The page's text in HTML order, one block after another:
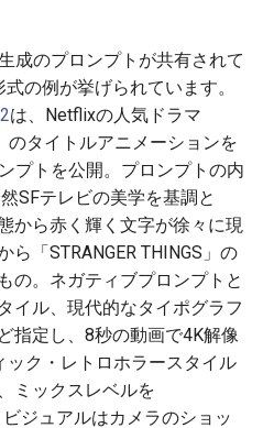
2026-07-01
2026-06-30
2026-06-29
2026-06-28
2026-06-26
2026-06-25
2026-06-24
2025-12-15
2025-12-14
2025-12-13
2025-12-12
2025-12-11
2025-12-10
2025-12-09
2026-07-01
2026-06-30
2026-06-29
2026-06-28
2026-06-26
2026-06-25
2026-06-24
2025-12-15
2025-12-14
2025-12-13
2025-12-12
2025-12-11
2025-12-10
2025-12-09
2026-03-22
2026-03-15
2026-03-08
2026-03-01
2026-02-22
2026-02-15
2026-02-08
2025-09-24
2025-09-21
2025-09-19
2026-03-22
2026-03-15
2026-03-08
2026-03-01
2026-02-22
2026-02-15
2026-02-08
2026-03-22
2026-03-15
2026-03-08
2026-03-01
2026-02-22
2026-02-15
2026-02-08
2026-06-30
2026-06-29
2026-06-28
2026-06-26
2026-06-25
2026-06-24
2026-06-23
2025-12-15
2025-12-14
2025-12-13
2025-12-12
2025-12-11
2025-12-10
2025-12-09
2026-03-22
2026-03-15
2026-03-08
2026-03-01
2026-02-22
2026-02-15
2026-02-08
2026-03-15
2026-03-08
2026-03-01
2026-02-22
2026-02-15
2026-02-08
2026-02-01
2026-03-22
2026-03-15
2026-03-08
2026-03-01
2026-02-22
2026-02-15
2026-02-08
2026-06-30
2026-06-29
2026-06-28
2026-06-27
2026-06-26
2026-06-25
2026-06-24
2026-06-28
2026-06-25
2026-06-24
2026-06-23
2026-06-22
2026-06-21
2026-06-20
成のプロンプトが共有されて
の例が挙げられています。
は、Netflixの人気ドラマ
のタイトルアニメーションを
プトを公開。プロンプトの内
SFテレビの美学を基調と
から赤く輝く文字が徐々に現
「STRANGER THINGS」の
の。ネガティブプロンプトと
イル、現代的なタイポグラフ
指定し、8秒の動画で4K解像
ク・レトロホラースタイル
ミックスレベルを
ビジュアルはカメラのショッ